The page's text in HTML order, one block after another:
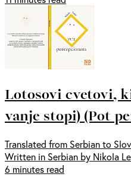
Lotosovi cvetovi,
vanje stopi) (Pot
Translated from Serbian to
Written in Serbian by Nikola
6 minutes read